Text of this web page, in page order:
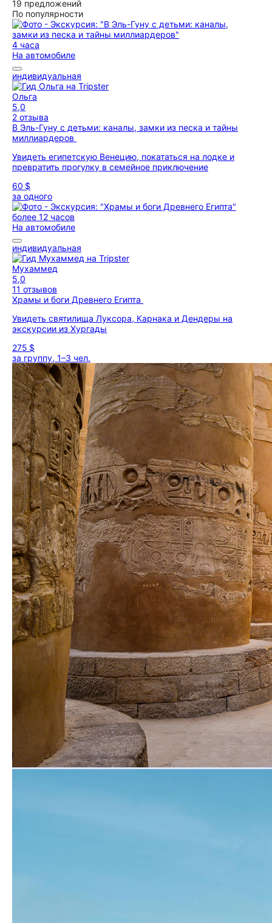
19 предложений
По популярности
4 часа
На автомобиле
индивидуальная
Ольга
5,0
2 отзыва
В Эль-Гуну с детьми: каналы, замки из песка и тайны
миллиардеров
Увидеть египетскую Венецию, покататься на лодке и
превратить прогулку в семейное приключение
60 $
за одного
более 12 часов
На автомобиле
индивидуальная
Мухаммед
5,0
11 отзывов
Храмы и боги Древнего Египта
Увидеть святилища Луксора, Карнака и Дендеры на
экскурсии из Хургады
275 $
за группу, 1–3 чел.